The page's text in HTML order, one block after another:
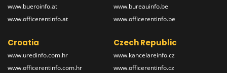
www.bueroinfo.at
www.officerentinfo.at
www.bureauinfo.be
www.officerentinfo.be
Croatia
www.uredinfo.com.hr
www.officerentinfo.com.hr
Czech Republic
www.kancelareinfo.cz
www.officerentinfo.cz